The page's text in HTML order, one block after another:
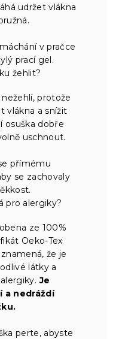
udržet vlákna
v pračce
prací gel.
žehlit?
protože
vlákna a snížit
osuška dobře
uschnout.
přímému
se zachovaly
pro alergiky?
ze 100%
Oeko-Tex
že je
látky a
Je
a nedráždí
perte, abyste